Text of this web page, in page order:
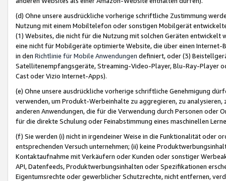
(d) Ohne unsere ausdrückliche vorherige schriftliche Zustimmung
Nutzung mit einem Mobiltelefon oder sonstigen Mobilgerät
(1) Websites, die nicht für die Nutzung mit solchen Geräten
eine nicht für Mobilgeräte optimierte Website, die über einen
in den Richtlinie für Mobile Anwendungen definiert, oder (3)
Satellitenempfangsgeräte, Streaming-Video-Player, Blu-Ray-Player
Cast oder Vizio Internet-Apps).
(e) Ohne unsere ausdrückliche vorherige schriftliche Genehmigung
verwenden, um Produkt-Werbeinhalte zu aggregieren, zu
anderen Anwendungen, die für die Verwendung durch Personen
für die direkte Schulung oder Feinabstimmung eines maschinellen
(f) Sie werden (i) nicht in irgendeiner Weise in die Funktionalität oder
entsprechenden Versuch unternehmen; (ii) keine
Kontaktaufnahme mit Verkäufern oder Kunden oder sonstiger
API, Datenfeeds, Produktwerbungsinhalten oder Spezifikationen
Eigentumsrechte oder gewerblicher Schutzrechte, nicht entfernen,